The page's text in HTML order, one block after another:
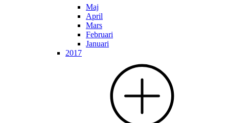
Maj
April
Mars
Februari
Januari
2017